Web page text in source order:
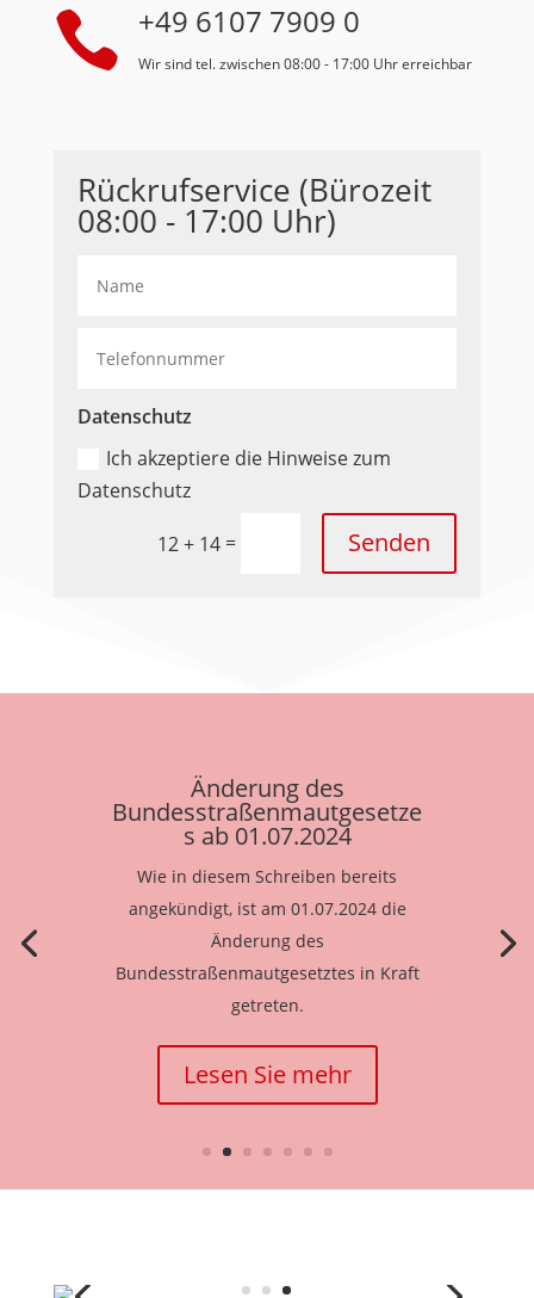
 +49 6107 7909 0
Wir sind tel. zwischen 08:00 - 17:00 Uhr erreichbar
Rückrufservice (Bürozeit
08:00 - 17:00 Uhr)
Datenschutz
Ich akzeptiere die Hinweise zum
Datenschutz
12 + 14 = Senden
Änderung des
Bundesstraßenmautgesetze
s ab 01.07.2024
Wie in diesem Schreiben bereits
angekündigt, ist am 01.07.2024 die
Änderung des
Bundesstraßenmautgesetztes in Kraft
getreten.
Lesen Sie mehr